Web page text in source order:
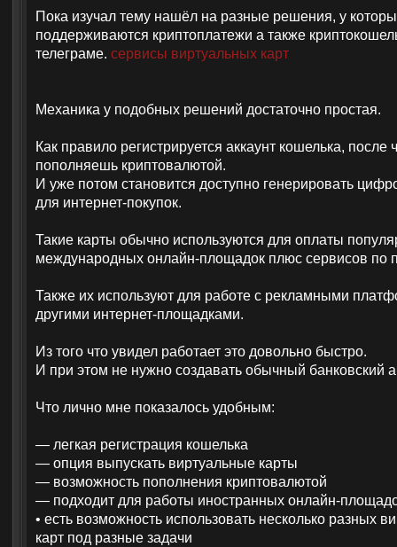
Пока изучал тему нашёл на разные решения, у
поддерживаются криптоплатежи а также
телеграме. сервисы виртуальных карт
Механика у подобных решений достаточно простая.
Как правило регистрируется аккаунт кошелька, после
пополняешь криптовалютой.
И уже потом становится доступно генерировать
для интернет-покупок.
Такие карты обычно используются для оплаты
международных онлайн-площадок плюс сервисов по
Также их используют для работе с рекламными
другими интернет-площадками.
Из того что увидел работает это довольно быстро.
И при этом не нужно создавать обычный банковский
Что лично мне показалось удобным:
— легкая регистрация кошелька
— опция выпускать виртуальные карты
— возможность пополнения криптовалютой
— подходит для работы иностранных онлайн-
• есть возможность использовать несколько разных
карт под разные задачи